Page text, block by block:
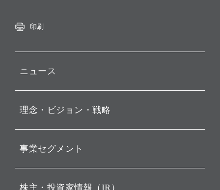
印刷
ニュース
お知らせ
動画配信
理念・ビジョン・戦略
経営理念
ビジョン
事業セグメント
株主・投資家情報（IR）